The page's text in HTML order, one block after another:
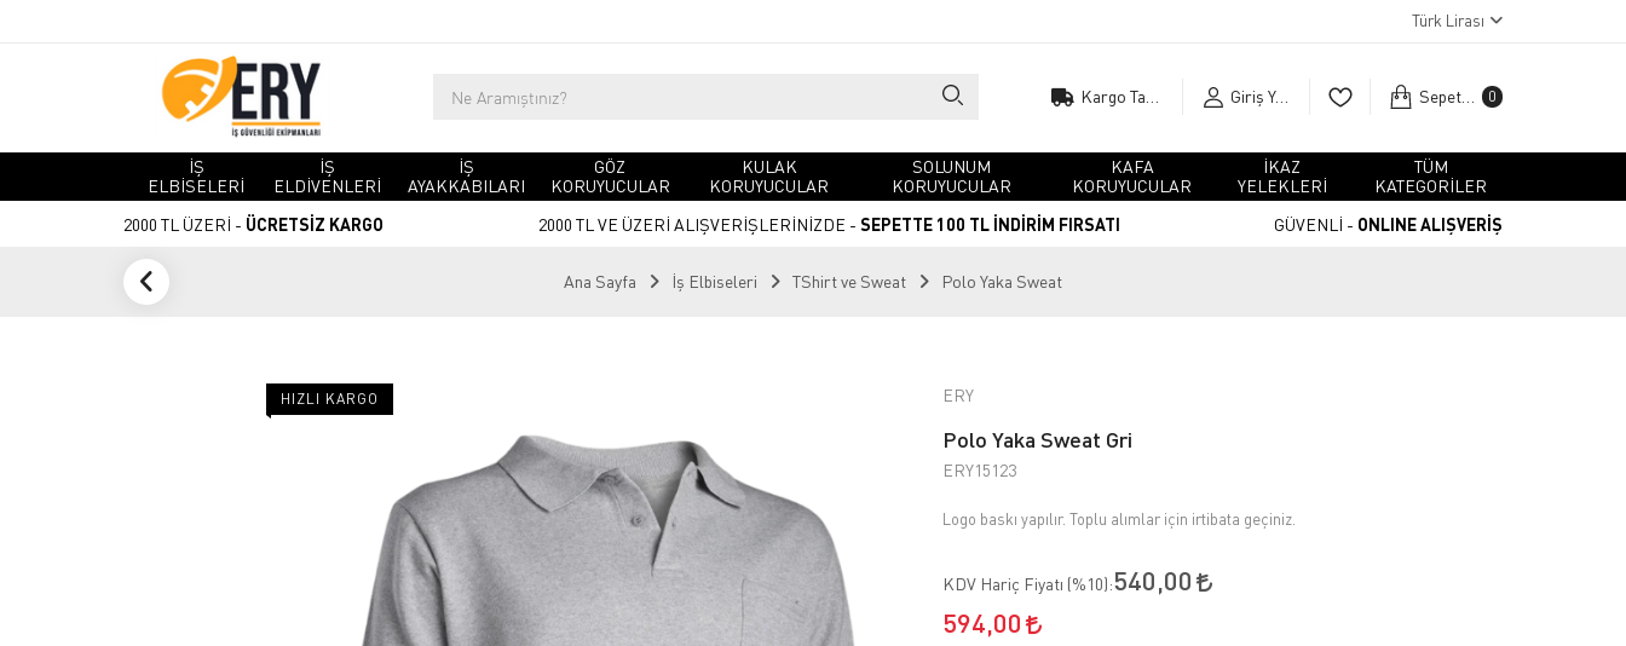
Türk Lirası
Giriş Yap Sepetim 0
İŞ
ELBİSELERİ
İŞ
ELDİVENLERİ
İŞ
AYAKKABILARI
GÖZ
KORUYUCULAR
KULAK
KORUYUCULAR
SOLUNUM
KORUYUCULAR
KAFA
KORUYUCULAR
İKAZ
YELEKLERİ
TÜM
KATEGORİLER
2000 TL ÜZERİ - ÜCRETSİZ KARGO 2000 TL VE ÜZERİ ALIŞVERİŞLERİNİZDE - SEPETTE 100 TL İNDİRİM FIRSATI GÜVENLİ - ONLINE ALIŞVERİŞ
Ana Sayfa İş Elbiseleri TShirt ve Sweat Polo Yaka Sweat
HIZLI KARGO ERY
Polo Yaka Sweat Gri
ERY15123
Logo baskı yapılır. Toplu alımlar için irtibata geçiniz.
KDV Hariç Fiyatı (%10):540,00
594,00